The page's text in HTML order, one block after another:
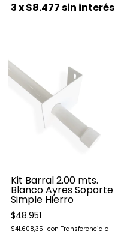
3x$8.477sin interés
Kit Barral 2.00 mts.
Blanco Ayres Soporte
Simple Hierro
$48.951
$41.608,35